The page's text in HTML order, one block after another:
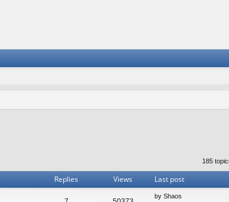
185
Replies Views Last post
by Shaos